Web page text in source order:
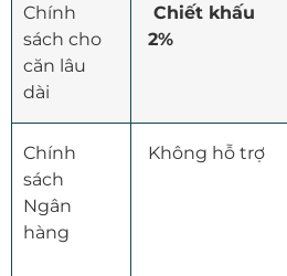
Chính
sách cho
căn lâu
dài
Chiết khấu
2%
Chính
sách
Ngân
hàng
Không hỗ trợ